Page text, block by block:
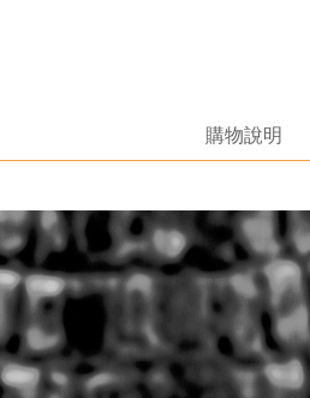
購物說明